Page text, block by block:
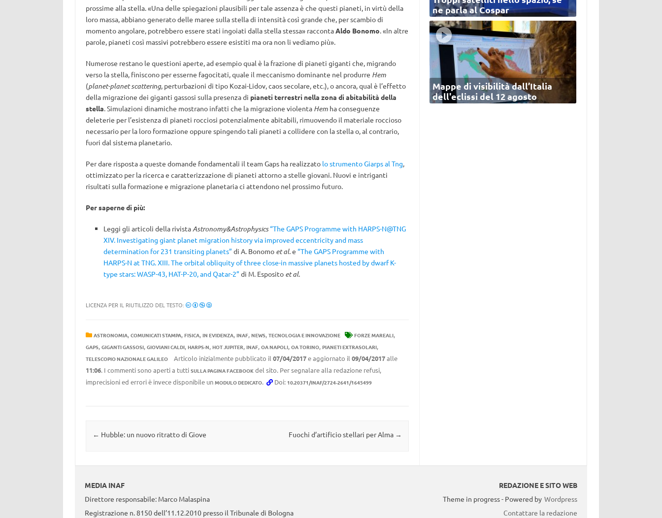
prossime alla stella. «Una delle spiegazioni plausibili per tale assenza è che questi pianeti, in virtù della
loro massa, abbiano generato delle maree sulla stella di intensità così grande che, per scambio di
momento angolare, potrebbero essere stati ingoiati dalla stella stessa» raccontaAldo Bonomo. «In altre
parole, pianeti così massivi potrebbero essere esistiti ma ora non li vediamo più».
Numerose restano le questioni aperte, ad esempio qual è la frazione di pianeti giganti che, migrando
verso la stella, finiscono per esserne fagocitati, quale il meccanismo dominante nel produrre Hem
(planet-planet scattering, perturbazioni di tipo Kozai-Lidov, caos secolare, etc.), o ancora, qual è l’effetto
della migrazione dei giganti gassosi sulla presenza di pianeti terrestri nella zona di abitabilità della
stella. Simulazioni dinamiche mostrano infatti che la migrazione violenta Hemha conseguenze
deleterie per l’esistenza di pianeti rocciosi potenzialmente abitabili, rimuovendo il materiale roccioso
necessario per la loro formazione oppure spingendo tali pianeti a collidere con la stella o, al contrario,
fuori dal sistema planetario.
Per dare risposta a queste domande fondamentali il team Gaps ha realizzato lo strumento Giarps al Tng,
ottimizzato per la ricerca e caratterizzazione di pianeti attorno a stelle giovani. Nuovi e intriganti
risultati sulla formazione e migrazione planetaria ci attendono nel prossimo futuro.
Per saperne di più:
Leggi gli articoli della rivistaAstronomy&Astrophysics“The GAPS Programme with HARPS-N@TNG
XIV. Investigating giant planet migration history via improved eccentricity and mass
determination for 231 transiting planets” di A. Bonomo et al.e “The GAPS Programme with
HARPS-N at TNG. XIII. The orbital obliquity of three close-in massive planets hosted by dwarf K-
type stars: WASP-43, HAT-P-20, and Qatar-2” di M. Esposito et al.
LICENZA PER IL RIUTILIZZO DEL TESTO:
ASTRONOMIA, COMUNICATI STAMPA, FISICA, IN EVIDENZA, INAF, NEWS, TECNOLOGIA E INNOVAZIONE FORZE MAREALI,
GAPS, GIGANTI GASSOSI, GIOVIANI CALDI, HARPS-N, HOT JUPITER, INAF, OA NAPOLI, OA TORINO, PIANETI EXTRASOLARI,
TELESCOPIO NAZIONALE GALILEO Articolo inizialmente pubblicato il 07/04/2017e aggiornato il 09/04/2017alle
11:06. I commenti sono aperti a tutti SULLA PAGINA FACEBOOKdel sito. Per segnalare alla redazione refusi,
imprecisioni ed errori è invece disponibile un MODULO DEDICATO. Doi: 10.20371/INAF/2724-2641/1645499
Navigazione articolo
← Hubble: un nuovo ritratto di Giove Fuochi d’artificio stellari per Alma →
ne parla al Cospar
Mappe di visibilità dall’Italia
dell'eclissi del 12 agosto
MEDIA INAF
Direttore responsabile: Marco Malaspina
Registrazione n. 8150 dell’11.12.2010 presso il Tribunale di Bologna
REDAZIONE E SITO WEB
Theme in progress - Powered by Wordpress
Contattare la redazione